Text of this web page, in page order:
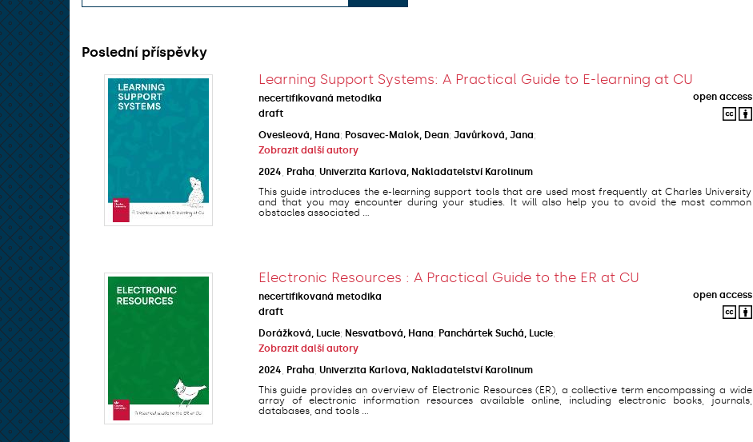
Poslední příspěvky
Learning Support Systems: A Practical Guide to E-learning at CU
necertifikovaná metodika
open access
draft
Ovesleová, Hana; Posavec-Malok, Dean; Javůrková, Jana;
Zobrazit další autory
2024
Praha Univerzita Karlova, Nakladatelství Karolinum
This guide introduces the e-learning support tools that are used most frequently at Charles University
and that you may encounter during your studies. It will also help you to avoid the most common
obstacles associated ...
Electronic Resources : A Practical Guide to the ER at CU
necertifikovaná metodika
open access
draft
Dorážková, Lucie; Nesvatbová, Hana; Panchártek Suchá, Lucie;
Zobrazit další autory
2024
Praha Univerzita Karlova, Nakladatelství Karolinum
This guide provides an overview of Electronic Resources (ER), a collective term encompassing a wide
array of electronic information resources available online, including electronic books, journals,
databases, and tools ...